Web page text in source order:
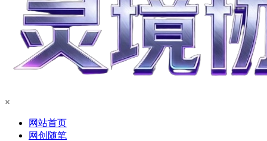
×
网站首页
网创随笔